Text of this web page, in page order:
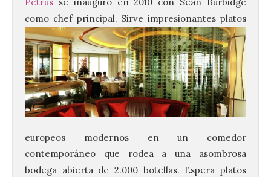
como chef principal. Sirve impresionantes platos
europeos modernos en un comedor
contemporáneo que rodea a una asombrosa
bodega abierta de 2.000 botellas. Espera platos